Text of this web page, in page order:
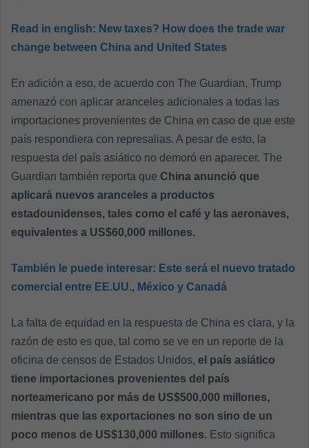
Read in english: New taxes? How does the trade war
change between China and United States
En adición a eso, de acuerdo con The Guardian, Trump
amenazó con aplicar aranceles adicionales a todas las
importaciones provenientes de China en caso de que este
país respondiera con represalias. A pesar de esto, la
respuesta del país asiático no demoró en aparecer. The
Guardian también reporta que China anunció que
aplicará nuevos aranceles a productos
estadounidenses, tales como el café y las aeronaves,
equivalentes a US$60,000 millones.
También le puede interesar: Este será el nuevo tratado
comercial entre EE.UU., México y Canadá
La falta de equidad en la respuesta de China es clara, y la
razón de esto es que, tal como se ve en un reporte de la
oficina de censos de Estados Unidos, el país asiático
tiene importaciones provenientes del país
norteamericano por más de US$500,000 millones,
mientras que las exportaciones no son sino de un
poco menos de US$130,000 millones. Esto significa